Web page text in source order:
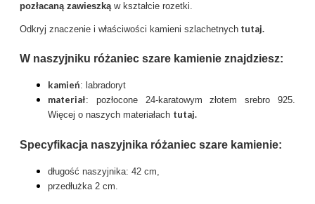
pozłacaną zawieszką w kształcie rozetki.
Odkryj znaczenie i właściwości kamieni szlachetnych tutaj.
W naszyjniku różaniec szare kamienie znajdziesz:
kamień: labradoryt
materiał: pozłocone 24-karatowym złotem srebro 925.
Więcej o naszych materiałach tutaj.
Specyfikacja naszyjnika różaniec szare kamienie:
długość naszyjnika: 42 cm,
przedłużka 2 cm.